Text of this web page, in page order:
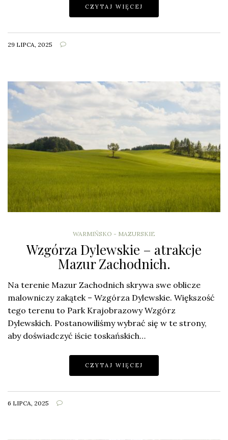
CZYTAJ WIĘCEJ
29 LIPCA, 2025
WARMIŃSKO - MAZURSKIE
Wzgórza Dylewskie – atrakcje
Mazur Zachodnich.
Na terenie Mazur Zachodnich skrywa swe oblicze
malowniczy zakątek – Wzgórza Dylewskie. Większość
tego terenu to Park Krajobrazowy Wzgórz
Dylewskich. Postanowiliśmy wybrać się w te strony,
aby doświadczyć iście toskańskich…
CZYTAJ WIĘCEJ
6 LIPCA, 2025